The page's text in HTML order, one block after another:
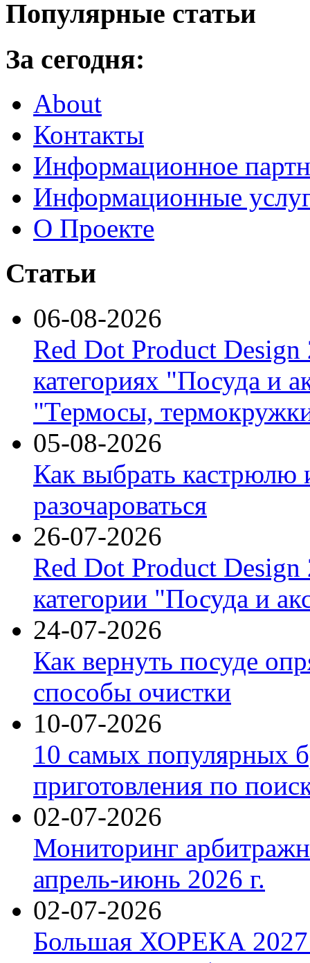
Популярные статьи
За сегодня:
About
Контакты
Информационное
Информационные
О Проекте
Статьи
06-08-2026
Red Dot Product Design
категориях "Посуда и
"Термосы,
05-08-2026
Как выбрать кастрюлю
разочароваться
26-07-2026
Red Dot Product Design
категории "Посуда и
24-07-2026
Как вернуть посуде
способы очистки
10-07-2026
10 самых популярных
приготовления по
02-07-2026
Мониторинг
апрель-июнь 2026 г.
02-07-2026
Большая ХОРЕКА 2027: